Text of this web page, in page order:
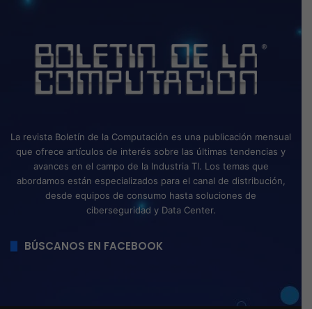
La revista Boletín de la Computación es una publicación mensual
que ofrece artículos de interés sobre las últimas tendencias y
avances en el campo de la Industria TI. Los temas que
abordamos están especializados para el canal de distribución,
desde equipos de consumo hasta soluciones de
ciberseguridad y Data Center.
BÚSCANOS EN FACEBOOK